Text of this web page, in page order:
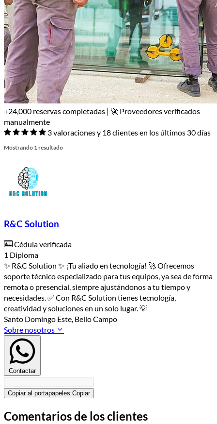
+24,000 reservas completadas | 🚀 Proveedores verificados
manualmente
3 valoraciones y 18 clientes en los últimos 30 días
Mostrando 1 resultado
R&C Solution
Cédula verificada
1 Diploma
✨ R&C Solution ✨ ¡Tu aliado en tecnología! 🚀 Ofrecemos
soporte técnico especializado para tus equipos, ya sea de forma
remota o presencial, siempre ajustándonos a tu tiempo y
necesidades. ✅ Con R&C Solution tienes tecnología,
creatividad y soluciones en un solo lugar. 💡
Santo Domingo Este, Bello Campo
Sobre nosotros
Contactar
Copiar al portapapeles Copiar
Comentarios de los clientes